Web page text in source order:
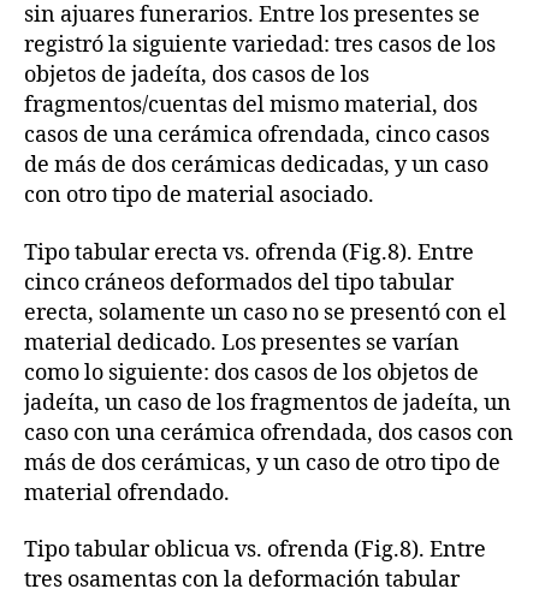
sin ajuares funerarios. Entre los presentes se
registró la siguiente variedad: tres casos de los
objetos de jadeíta, dos casos de los
fragmentos/cuentas del mismo material, dos
casos de una cerámica ofrendada, cinco casos
de más de dos cerámicas dedicadas, y un caso
con otro tipo de material asociado.
Tipo tabular erecta vs. ofrenda (Fig.8). Entre
cinco cráneos deformados del tipo tabular
erecta, solamente un caso no se presentó con el
material dedicado. Los presentes se varían
como lo siguiente: dos casos de los objetos de
jadeíta, un caso de los fragmentos de jadeíta, un
caso con una cerámica ofrendada, dos casos con
más de dos cerámicas, y un caso de otro tipo de
material ofrendado.
Tipo tabular oblicua vs. ofrenda (Fig.8). Entre
tres osamentas con la deformación tabular